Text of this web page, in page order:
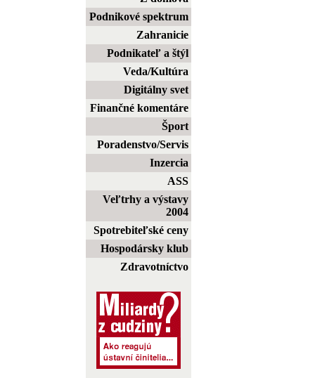
Podnikové spektrum
Zahranicie
Podnikateľ a štýl
Veda/Kultúra
Digitálny svet
Finančné komentáre
Šport
Poradenstvo/Servis
Inzercia
ASS
Veľtrhy a výstavy
2004
Spotrebiteľské ceny
Hospodársky klub
Zdravotníctvo